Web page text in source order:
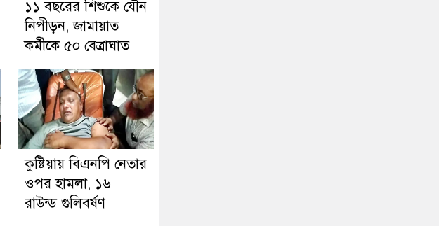
১১ বছরের শিশুকে যৌন
নিপীড়ন, জামায়াত
কর্মীকে ৫০ বেত্রাঘাত
কুষ্টিয়ায় বিএনপি নেতার
ওপর হামলা, ১৬
রাউন্ড গুলিবর্ষণ